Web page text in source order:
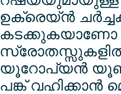
ഉക്രെയ്ന്‍
കടക്കുകയാണോ
യൂറോപ്യന്‍
പങ്ക് വഹിക്കാന്‍